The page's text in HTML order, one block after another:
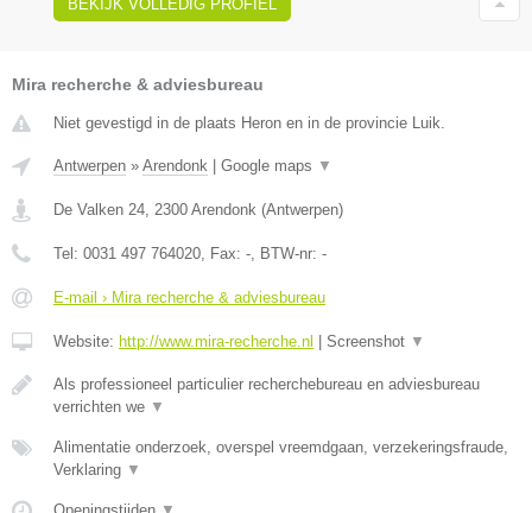
BEKIJK VOLLEDIG PROFIEL
Mira recherche & adviesbureau
Niet gevestigd in de plaats Heron en in de provincie Luik.
Antwerpen » Arendonk Google maps ▼
De Valken 24 2300 Arendonk (Antwerpen)
Tel: 0031 497 764020 , Fax: - , BTW-nr: -
E-mail › Mira recherche & adviesbureau
Website: http://www.mira-recherche.nl Screenshot ▼
Als professioneel particulier recherchebureau en adviesbureau
verrichten we ▼
Alimentatie onderzoek, overspel vreemdgaan, verzekeringsfraude,
Verklaring ▼